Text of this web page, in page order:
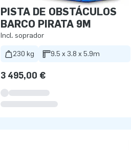
PISTA DE OBSTÁCULOS
BARCO PIRATA 9M
Incl. soprador
230 kg 9.5 x 3.8 x 5.9m
3 495,00 €